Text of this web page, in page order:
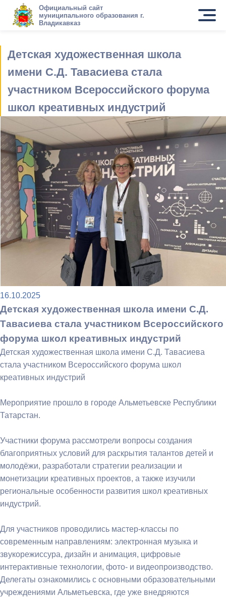
Официальный сайт
муниципального образования г.
Владикавказ
Детская художественная школа
имени С.Д. Тавасиева стала
участником Всероссийского форума
школ креативных индустрий
16.10.2025
Детская художественная школа имени С.Д.
Тавасиева стала участником Всероссийского
форума школ креативных индустрий
Детская художественная школа имени С.Д. Тавасиева
стала участником Всероссийского форума школ
креативных индустрий
Мероприятие прошло в городе Альметьевске Республики
Татарстан.
Участники форума рассмотрели вопросы создания
благоприятных условий для раскрытия талантов детей и
молодёжи, разработали стратегии реализации и
монетизации креативных проектов, а также изучили
региональные особенности развития школ креативных
индустрий.
Для участников проводились мастер-классы по
современным направлениям: электронная музыка и
звукорежиссура, дизайн и анимация, цифровые
интерактивные технологии, фото- и видеопроизводство.
Делегаты ознакомились с основными образовательными
учреждениями Альметьевска, где уже внедряются